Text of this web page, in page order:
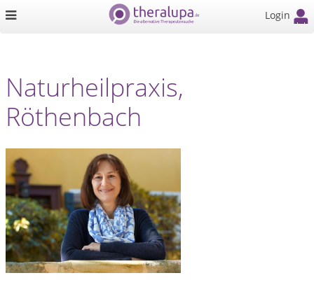
Login
Naturheilpraxis,
Röthenbach